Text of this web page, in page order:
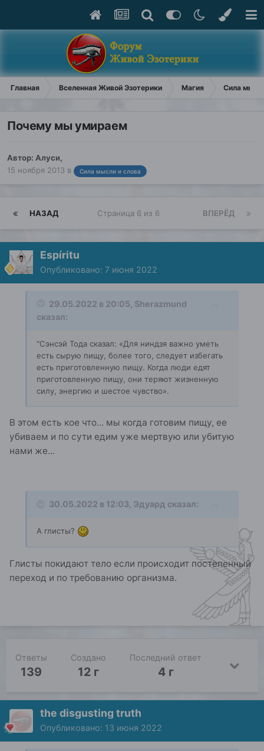
Главная Вселенная Живой Эзотерики Магия Сила
Почему мы умираем
Автор: Алуси,
15 ноября 2013 в Сила мысли и слова
НАЗАД ВПЕРЁД
Страница 6 из 6
Espíritu
Опубликовано: 7 июня 2022
29.05.2022 в 20:05, Sherazmund
сказал:
"Сэнсэй Тода сказал: «Для ниндзя важно уметь
есть сырую пищу, более того, следует избегать
есть приготовленную пищу. Когда люди едят
приготовленную пищу, они теряют жизненную
силу, энергию и шестое чувство».
В этом есть кое что... мы когда готовим пищу, ее
убиваем и по сути едим уже мертвую или убитую
нами же...
30.05.2022 в 12:03, Эдуард сказал:
А глисты?
Глисты покидают тело если происходит постепенный
переход и по требованию организма.
Ответы
139
Создано
12 г
Последний ответ
4 г
the disgusting truth
Опубликовано: 13 июня 2022